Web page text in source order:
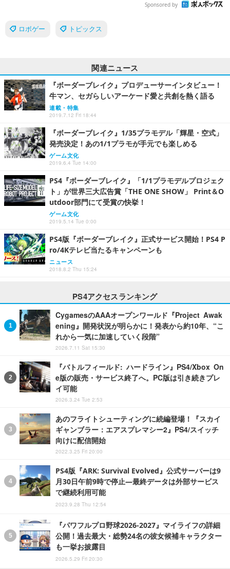
Sponsored by
ロボゲー トピックス
関連ニュース
『ボーダーブレイク』プロデューサーインタビュー！
牛マン、セガらしいアーケード愛と共創を熱く語る
連載・特集
2019.7.12 Fri 18:44
『ボーダーブレイク』1/35プラモデル「輝星・空式」
発売決定！あの1/1プラモが手元でも楽しめる
ゲーム文化
2019.6.4 Tue 14:00
PS4『ボーダーブレイク』「1/1プラモデルプロジェク
ト」が世界三大広告賞「THE ONE SHOW」 Print＆O
utdoor部門にて受賞の快挙！
ゲーム文化
2019.5.14 Tue 0:00
PS4版『ボーダーブレイク』正式サービス開始！PS4 P
ro/4Kテレビ当たるキャンペーンも
ニュース
2018.8.2 Thu 15:24
PS4アクセスランキング
CygamesのAAAオープンワールド『Project Awak
ening』開発状況が明らかに！発表から約10年、“こ
れから一気に加速していく段階”
2026.7.11 Sat 15:30
『バトルフィールド: ハードライン』PS4/Xbox On
e版の販売・サービス終了へ。PC版は引き続きプレ
イ可能
2026.3.24 Tue 2:53
あのフライトシューティングに続編登場！『スカイ
ギャンブラー：エアスプレマシー2』PS4/スイッチ
向けに配信開始
2022.3.25 Fri 20:00
PS4版『ARK: Survival Evolved』公式サーバーは9
月30日午前9時で停止―最終データは外部サービス
で継続利用可能
2023.9.28 Thu 12:54
『パワフルプロ野球2026-2027』マイライフの詳細
公開！過去最大・総勢24名の彼女候補キャラクター
も一挙お披露目
2026.5.29 Fri 20:30